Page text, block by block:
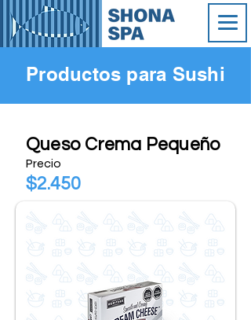
Productos para Sushi
Queso Crema Pequeño
Precio
$2.450